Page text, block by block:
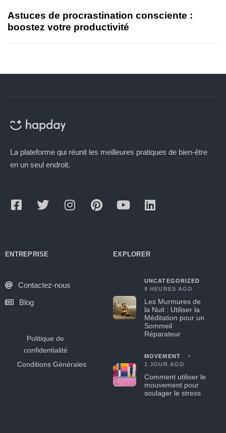
Astuces de procrastination consciente :
boostez votre productivité
La plateforme qui réunit les meilleures pratiques de bien-être
en un seul endroit.
ENTREPRISE
Contactez-nous
Blog
Politique de
confidentialité
Conditions Générales
EXPLORER
UNCATEGORIZED
9 HEURES AGO
Les Murmures de
la Nuit : Utiliser la
Méditation pour un
Sommeil
Réparateur
MOVEMENT
1 JOUR AGO
Comment utiliser le
mouvement pour
soulager le stress